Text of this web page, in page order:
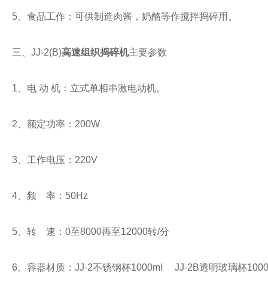
5 、食品工作：可供制造肉酱，奶酪等作搅拌捣碎用。
三、 JJ-2(B)高速组织捣碎机主要参数
1 、电 动 机：立式单相串激电动机。
2 、额定功率： 200W
3 、工作电压： 220V
4 、频 率： 50Hz
5 、转 速： 0至8000再至12000转/分
6 、容器材质： JJ-2不锈钢杯1000ml JJ-2B透明玻璃杯